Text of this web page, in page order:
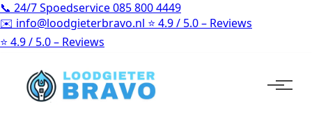
📞 24/7 Spoedservice085 800 4449
✉️ info@loodgieterbravo.nl ⭐ 4.9 / 5.0 – Reviews
⭐ 4.9 / 5.0 – Reviews